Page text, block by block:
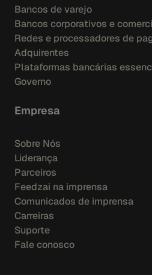
Bancos de varejo
Bancos corporativos e
Redes e processadores de
Adquirentes
Plataformas bancárias
Governo
Empresa
Sobre Nós
Liderança
Parceiros
Feedzai na imprensa
Comunicados de imprensa
Carreiras
Suporte
Fale conosco